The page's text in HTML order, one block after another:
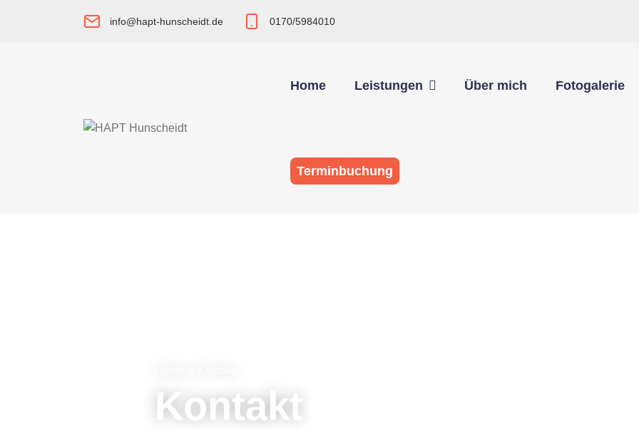
info@hapt-hunscheidt.de 0170/5984010
Home Leistungen Über mich Fotogalerie
Terminbuchung
Kontakt